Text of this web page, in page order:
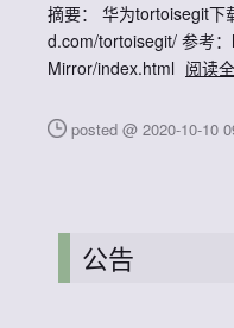
摘要： 华为tortoisegit下
d.com/tortoisegit/ 参考
Mirror/index.html 阅读
posted @ 2020-10-10
公告